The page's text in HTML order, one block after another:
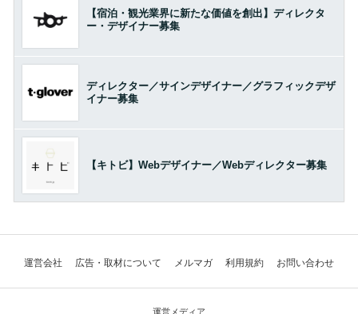
【宿泊・観光業界に新たな価値を創出】ディレクタ
ー・デザイナー募集
ディレクター／サインデザイナー／グラフィックデザ
イナー募集
【キトビ】Webデザイナー／Webディレクター募集
運営会社 広告・取材について メルマガ 利用規約 お問い合わせ
運営メディア